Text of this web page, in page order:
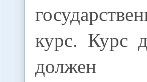
курс. Курс
должен